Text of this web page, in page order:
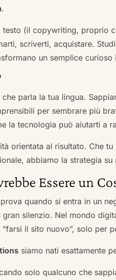
.
(il copywriting, proprio
scriverti, acquistare.
un semplice curioso
parla la tua lingua.
per sembrare più
la tecnologia può aiutarti a
orientata al risultato. Che
abbiamo la strategia su
Essere un
quando si entra in un
gran silenzio. Nel mondo
il sito nuovo”, solo per
siamo nati esattamente
solo qualcuno che